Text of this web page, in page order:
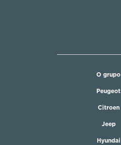
O grupo
Peugeot
Citroen
Jeep
Hyundai